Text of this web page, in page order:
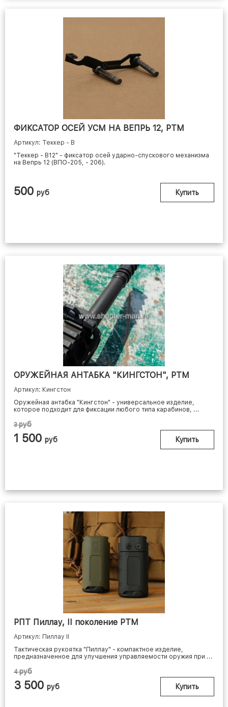
ФИКСАТОР ОСЕЙ УСМ НА ВЕПРЬ 12, РТМ
Артикул: Теккер - В
"Теккер - В12" - фиксатор осей ударно-спускового механизма
на Вепрь 12 (ВПО-205, - 206).
500 руб Купить
ОРУЖЕЙНАЯ АНТАБКА "КИНГСТОН", РТМ
Артикул: Кингстон
Оружейная антабка "Кингстон" - универсальное изделие,
которое подходит для фиксации любого типа карабинов, ...
3руб
1 500 руб Купить
РПТ Пиллау, II поколение РТМ
Артикул: Пиллау II
Тактическая рукоятка "Пиллау" - компактное изделие,
предназначенное для улучшения управляемости оружия при ...
4руб
3 500 руб Купить